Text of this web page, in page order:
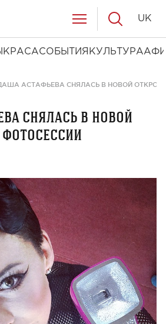
КРАСАСОБЫТИЯ КУЛЬТУРА
UK
АСТАФЬЕВА СНЯЛАСЬ В НОВОЙ
снялась в новой